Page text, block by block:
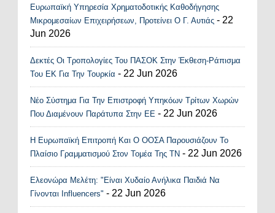
Ευρωπαϊκή Υπηρεσία Χρηματοδοτικής Καθοδήγησης
Μικρομεσαίων Επιχειρήσεων, Προτείνει Ο Γ. Αυτιάς - 22
Jun 2026
Δεκτές Οι Τροπολογίες Του ΠΑΣΟΚ Στην Έκθεση-Ράπισμα
Του ΕΚ Για Την Τουρκία - 22 Jun 2026
Νέο Σύστημα Για Την Επιστροφή Υπηκόων Τρίτων Χωρών
Που Διαμένουν Παράτυπα Στην ΕΕ - 22 Jun 2026
Η Ευρωπαϊκή Επιτροπή Και Ο ΟΟΣΑ Παρουσιάζουν Το
Πλαίσιο Γραμματισμού Στον Τομέα Της ΤΝ - 22 Jun 2026
Ελεονώρα Μελέτη: "Είναι Χυδαίο Ανήλικα Παιδιά Να
Γίνονται Influencers" - 22 Jun 2026